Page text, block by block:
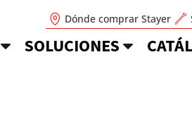
Dónde comprar Stayer
SOLUCIONES